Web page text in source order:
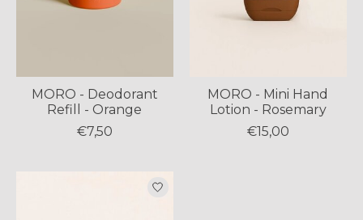
MORO - Deodorant
Refill - Orange
€7,50
MORO - Mini Hand
Lotion - Rosemary
€15,00